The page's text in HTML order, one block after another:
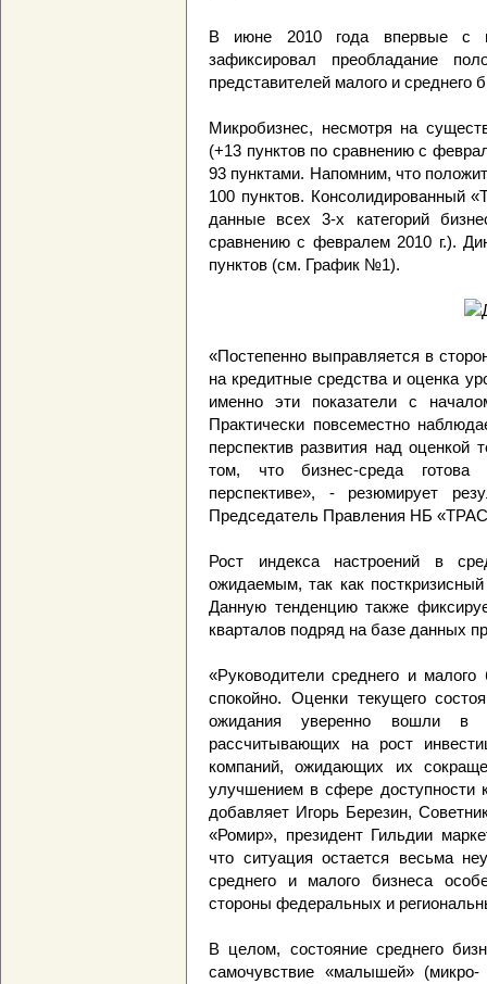
В июне 2010 года впервые с
зафиксировал преобладание
представителей малого и среднего
Микробизнес, несмотря на
(+13 пунктов по сравнению с
93 пунктами. Напомним, что
100 пунктов.
данные всех 3-х категорий
сравнению с февралем 2010 г.).
пунктов (см. График №1).
«Постепенно выправляется в
на кредитные средства и оценка
именно эти показатели с
Практически повсеместно
перспектив развития над оценкой
том, что бизнес-среда
перспективе», - резюмирует
Председатель Правления НБ
Рост индекса настроений в
ожидаемым, так как
Данную тенденцию также
кварталов подряд на базе данных
«Руководители среднего и
спокойно. Оценки текущего
ожидания уверенно вошли в
рассчитывающих на рост
компаний, ожидающих их
улучшением в сфере доступности
добавляет Игорь Березин,
«Ромир», президент Гильдии
что ситуация остается весьма
среднего и малого бизнеса
стороны федеральных и
В целом, состояние среднего
самочувствие «малышей»